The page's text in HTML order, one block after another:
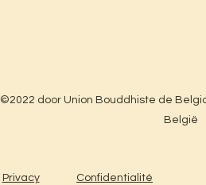
©2022 door Union Bouddhiste de
België
Privacy Confidentialité